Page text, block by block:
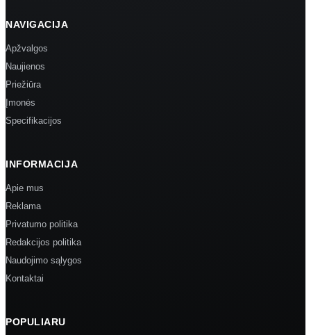
NAVIGACIJA
Apžvalgos
Naujienos
Priežiūra
Įmonės
Specifikacijos
INFORMACIJA
Apie mus
Reklama
Privatumo politika
Redakcijos politika
Naudojimo sąlygos
Kontaktai
POPULIARU